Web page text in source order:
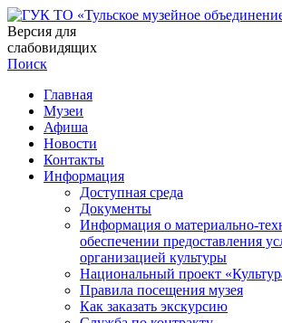
Версия для
слабовидящих
Поиск
Главная
Музеи
Афиша
Новости
Контакты
Информация
Доступная среда
Документы
Информация о материально-
обеспечении предоставления
организацией культуры
Национальный проект
Правила посещения музея
Как заказать экскурсию